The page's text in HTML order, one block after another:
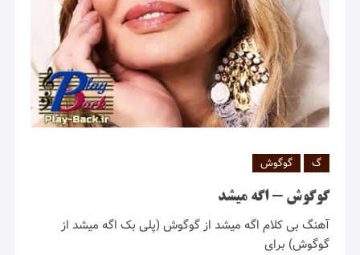
گ گوگوش
گوگوش - اگه میشد
آهنگ بی کلام اگه میشد از گوگوش (پلی بک اگه میشد از
گوگوش) برای